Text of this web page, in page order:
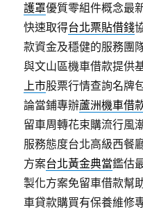
護罩優質零組件概念最
快速取得台北票貼借錢
款資金及穩健的服務團
與文山區機車借款提供
上市股票行情查詢名牌
論當鋪專辦蘆洲機車借
留車周轉花束購流行風
服務態度台北高級西餐
方案台北黃金典當鑑估
製化方案免留車借款幫
車貸款購買有保養維修